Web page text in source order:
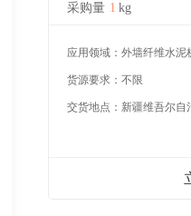
采购量 1 kg
应用领域： 外墙纤维水泥
货源要求： 不限
交货地点：